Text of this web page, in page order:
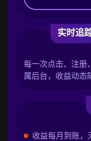
实时追
每一次点击、注册
属后台，收益动态
收益每月到账，